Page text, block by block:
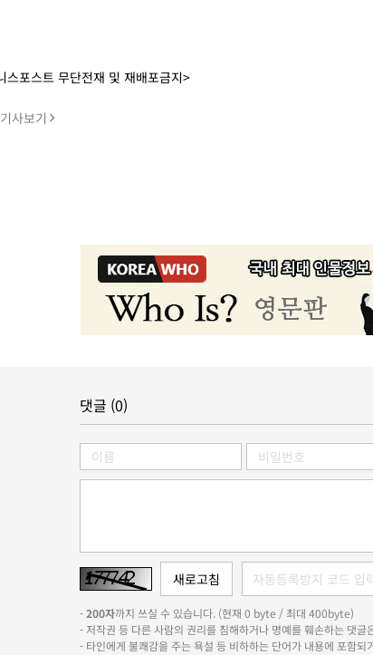
스포스트 무단전재 및 재배포금지>
사보기
댓글 (0)
-200자까지 쓰실 수 있습니다. (현재 0 byte / 최대 400byte)
- 저작권 등 다른 사람의 권리를 침해하거나 명예를 훼손하는 댓
- 타인에게 불쾌감을 주는 욕설 등 비하하는 단어가 내용에 포함